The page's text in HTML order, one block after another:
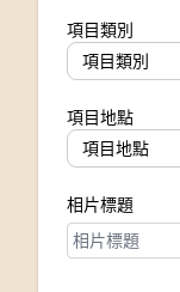
項目類別
項目類別
項目地點
項目地點
相片標題